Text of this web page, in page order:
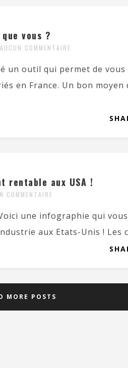
vous ?
AUCUN COMMENTAIRE
un outil qui permet de
en France. Un bon moyen
rentable aux USA !
COMMENTAIRE
une infographie qui
aux Etats-Unis ! Les
MORE POSTS